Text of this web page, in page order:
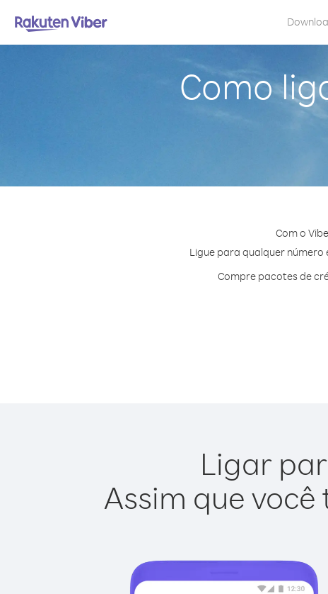
Como
Com o
Ligue para qualquer
Compre pacotes de
Ligar
Assim que